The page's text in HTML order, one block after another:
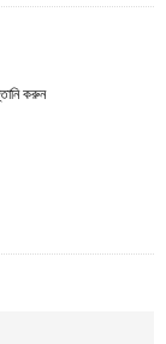
করুন